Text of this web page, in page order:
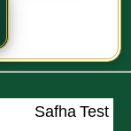
Safha Test